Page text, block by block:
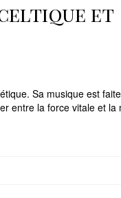
celtique et
Sa musique est
entre la force vitale et